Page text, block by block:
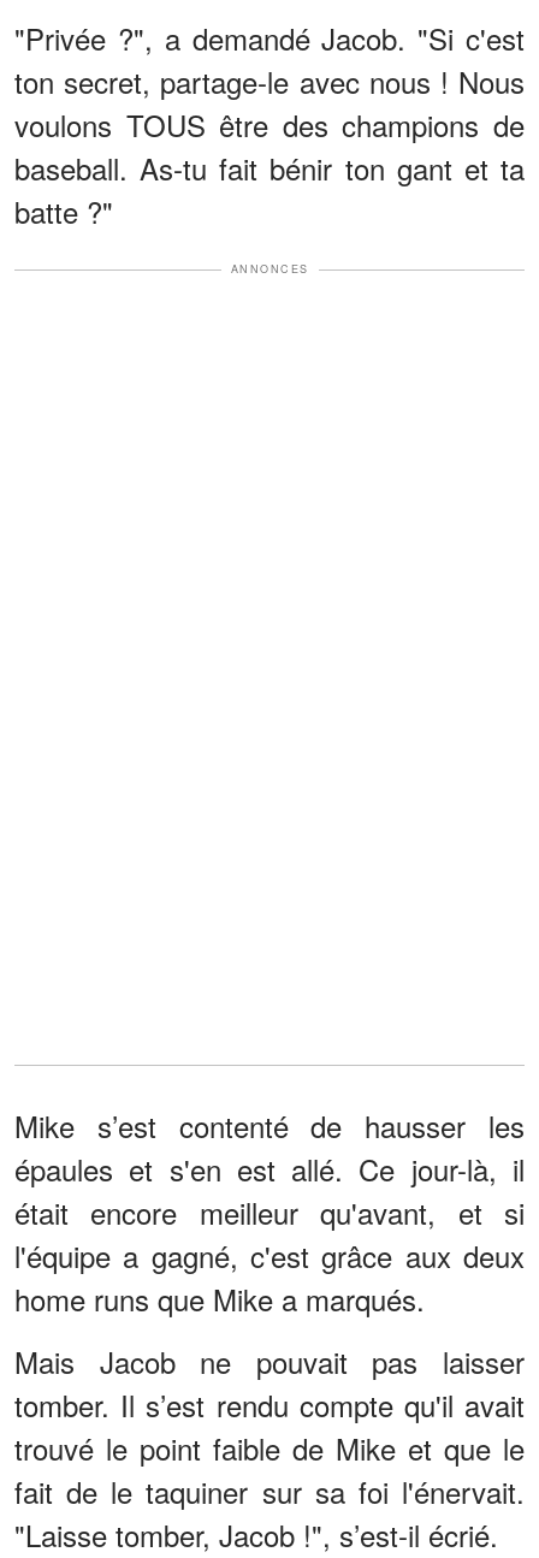
"Privée ?", a demandé Jacob. "Si c'est
ton secret, partage-le avec nous ! Nous
voulons TOUS être des champions de
baseball. As-tu fait bénir ton gant et ta
batte ?"
ANNONCES
Mike s’est contenté de hausser les
épaules et s'en est allé. Ce jour-là, il
était encore meilleur qu'avant, et si
l'équipe a gagné, c'est grâce aux deux
home runs que Mike a marqués.
Mais Jacob ne pouvait pas laisser
tomber. Il s’est rendu compte qu'il avait
trouvé le point faible de Mike et que le
fait de le taquiner sur sa foi l'énervait.
"Laisse tomber, Jacob !", s’est-il écrié.